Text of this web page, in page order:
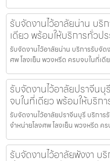
รับจัดงานไว้อาลัยน่าน บ
เดียว พร้อมให้บริการทั่วป
รับจัดงานไว้อาลัยน่าน บริการรับจั
ศพ โลงเย็น พวงหรีด ครบจบในที่เดี
รับจัดงานไว้อาลัยปราจีน
จบในที่เดียว พร้อมให้บริก
รับจัดงานไว้อาลัยปราจีนบุรี บริกา
จำหน่ายโลงศพ โลงเย็น พวงหรีด ค
รับจัดงานไว้อาลัยพังงา บ